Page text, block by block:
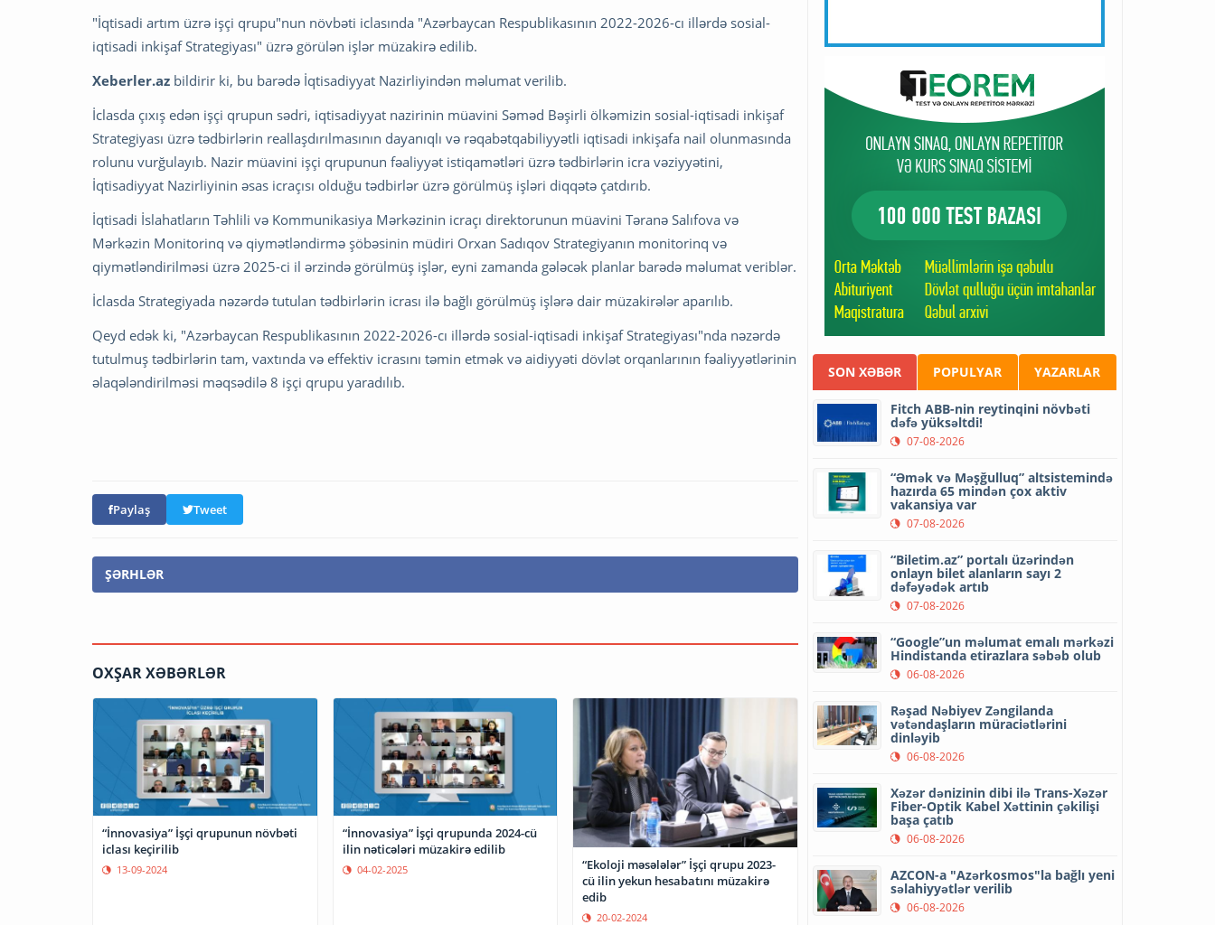
"İqtisadi artım üzrə işçi qrupu"nun növbəti iclasında "Azərbaycan Respublikasının 2022-2026-cı illərdə sosial-
iqtisadi inkişaf Strategiyası" üzrə görülən işlər müzakirə edilib.
Xeberler.az bildirir ki, bu barədə İqtisadiyyat Nazirliyindən məlumat verilib.
İclasda çıxış edən işçi qrupun sədri, iqtisadiyyat nazirinin müavini Səməd Bəşirli ölkəmizin sosial-iqtisadi inkişaf
Strategiyası üzrə tədbirlərin reallaşdırılmasının dayanıqlı və rəqabətqabiliyyətli iqtisadi inkişafa nail olunmasında
rolunu vurğulayıb. Nazir müavini işçi qrupunun fəaliyyət istiqamətləri üzrə tədbirlərin icra vəziyyətini,
İqtisadiyyat Nazirliyinin əsas icraçısı olduğu tədbirlər üzrə görülmüş işləri diqqətə çatdırıb.
İqtisadi İslahatların Təhlili və Kommunikasiya Mərkəzinin icraçı direktorunun müavini Təranə Salıfova və
Mərkəzin Monitorinq və qiymətləndirmə şöbəsinin müdiri Orxan Sadıqov Strategiyanın monitorinq və
qiymətləndirilməsi üzrə 2025-ci il ərzində görülmüş işlər, eyni zamanda gələcək planlar barədə məlumat veriblər.
İclasda Strategiyada nəzərdə tutulan tədbirlərin icrası ilə bağlı görülmüş işlərə dair müzakirələr aparılıb.
Qeyd edək ki, "Azərbaycan Respublikasının 2022-2026-cı illərdə sosial-iqtisadi inkişaf Strategiyası"nda nəzərdə
tutulmuş tədbirlərin tam, vaxtında və effektiv icrasını təmin etmək və aidiyyəti dövlət orqanlarının fəaliyyətlərinin
əlaqələndirilməsi məqsədilə 8 işçi qrupu yaradılıb.
Paylaş Tweet
ŞƏRHLƏR
OXŞAR XƏBƏRLƏR
“İnnovasiya” İşçi qrupunun növbəti
iclası keçirilib
13-09-2024
“İnnovasiya” İşçi qrupunda 2024-cü
ilin nəticələri müzakirə edilib
04-02-2025
“Ekoloji məsələlər” İşçi qrupu 2023-
cü ilin yekun hesabatını müzakirə
edib
20-02-2024
SON XƏBƏR POPULYAR YAZARLAR
Fitch ABB-nin reytinqini növbəti
dəfə yüksəltdi!
07-08-2026
“Əmək və Məşğulluq” altsistemində
hazırda 65 mindən çox aktiv
vakansiya var
07-08-2026
“Biletim.az” portalı üzərindən
onlayn bilet alanların sayı 2
dəfəyədək artıb
07-08-2026
“Google”un məlumat emalı mərkəzi
Hindistanda etirazlara səbəb olub
06-08-2026
Rəşad Nəbiyev Zəngilanda
vətəndaşların müraciətlərini
dinləyib
06-08-2026
Xəzər dənizinin dibi ilə Trans-Xəzər
Fiber-Optik Kabel Xəttinin çəkilişi
başa çatıb
06-08-2026
AZCON-a "Azərkosmos"la bağlı yeni
səlahiyyətlər verilib
06-08-2026